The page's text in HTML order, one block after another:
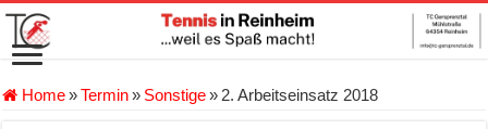
Home»Termin» Sonstige»2. Arbeitseinsatz 2018